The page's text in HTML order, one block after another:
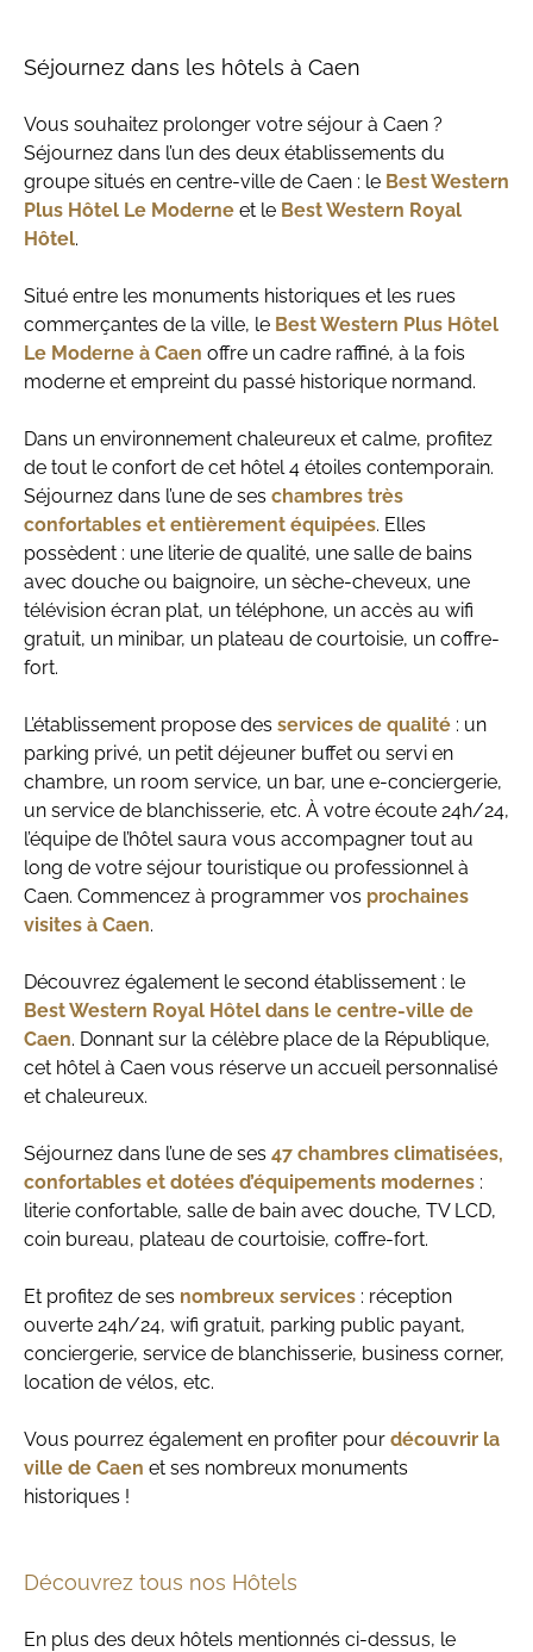
Séjournez dans les hôtels à Caen
Vous souhaitez prolonger votre séjour à Caen ?
Séjournez dans l’un des deux établissements du
groupe situés en centre-ville de Caen : le Best Western
Plus Hôtel Le Moderne et le Best Western Royal
Hôtel.
Situé entre les monuments historiques et les rues
commerçantes de la ville, le Best Western Plus Hôtel
Le Moderne à Caen offre un cadre raffiné, à la fois
moderne et empreint du passé historique normand.
Dans un environnement chaleureux et calme, profitez
de tout le confort de cet hôtel 4 étoiles contemporain.
Séjournez dans l’une de ses chambres très
confortables et entièrement équipées. Elles
possèdent : une literie de qualité, une salle de bains
avec douche ou baignoire, un sèche-cheveux, une
télévision écran plat, un téléphone, un accès au wifi
gratuit, un minibar, un plateau de courtoisie, un coffre-
fort.
L’établissement propose des services de qualité : un
parking privé, un petit déjeuner buffet ou servi en
chambre, un room service, un bar, une e-conciergerie,
un service de blanchisserie, etc. À votre écoute 24h/24,
l’équipe de l’hôtel saura vous accompagner tout au
long de votre séjour touristique ou professionnel à
Caen. Commencez à programmer vos prochaines
visites à Caen.
Découvrez également le second établissement : le
Best Western Royal Hôtel dans le centre-ville de
Caen. Donnant sur la célèbre place de la République,
cet hôtel à Caen vous réserve un accueil personnalisé
et chaleureux.
Séjournez dans l’une de ses 47 chambres climatisées,
confortables et dotées d’équipements modernes :
literie confortable, salle de bain avec douche, TV LCD,
coin bureau, plateau de courtoisie, coffre-fort.
Et profitez de ses nombreux services : réception
ouverte 24h/24, wifi gratuit, parking public payant,
conciergerie, service de blanchisserie, business corner,
location de vélos, etc.
Vous pourrez également en profiter pour découvrir la
ville de Caen et ses nombreux monuments
historiques !
Découvrez tous nos Hôtels
En plus des deux hôtels mentionnés ci-dessus, le